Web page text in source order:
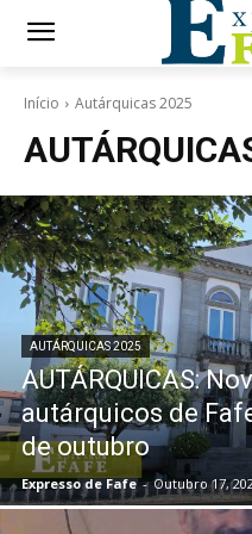
Início Autárquicas 2025
AUTÁRQUICAS 2025
AUTÁRQUICAS:
autárquicos de
de outubro
Expresso de Fafe - Outubro 17,